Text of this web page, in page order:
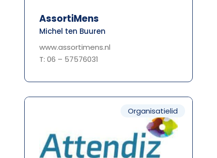
AssortiMens
Michel ten Buuren
www.assortimens.nl
T: 06 – 57576031
Organisatielid